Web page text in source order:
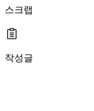
스크랩
작성글